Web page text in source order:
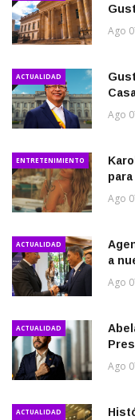
Ago
ACTUALIDAD
Ago
ENTRETENIMIENTO
Ago
ACTUALIDAD
a
Ago
ACTUALIDAD
Ago
ACTUALIDAD